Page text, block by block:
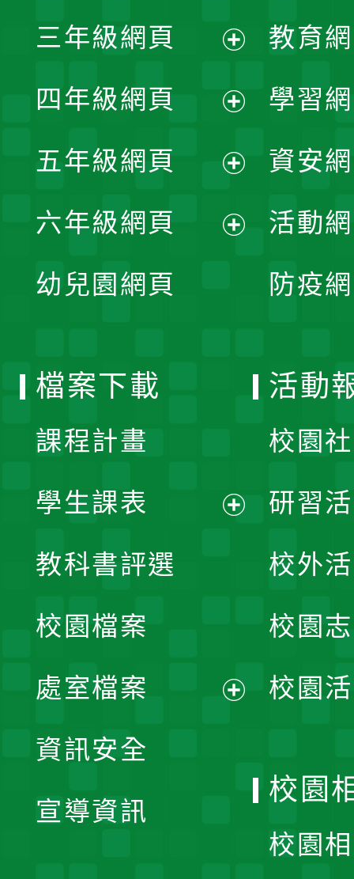
選
單
開
選
單
三年級網頁
開
選
單
四年級網頁
開
選
五年級網頁
開
六年級網頁
幼兒園網頁
教育
學習
資安
活動
防疫
檔案下載
課程計畫
學生課表
單
教科書評選
校園檔案
處室檔案
資訊安全
宣導資訊
活動
校園
研習
校外
校園
校園
校園
校園